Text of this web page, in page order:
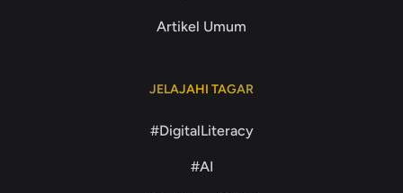
Artikel Umum
JELAJAHI TAGAR
#DigitalLiteracy
#AI